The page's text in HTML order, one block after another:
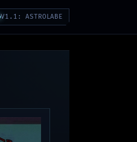
V1.1: ASTROLABE